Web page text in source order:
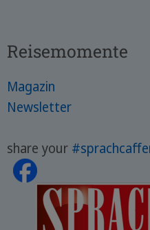
Reisemomente
Magazin
Newsletter
share your